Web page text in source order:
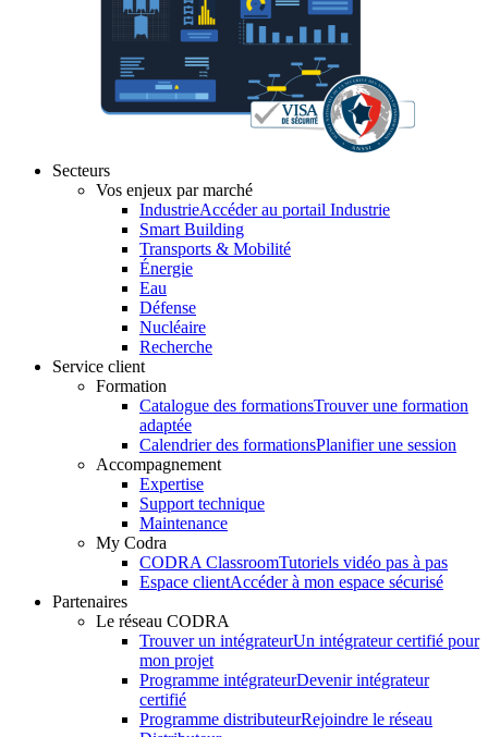
Secteurs
Vos enjeux par marché
IndustrieAccéder au portail Industrie
Smart Building
Transports & Mobilité
Énergie
Eau
Défense
Nucléaire
Recherche
Service client
Formation
Catalogue des formationsTrouver une formation
adaptée
Calendrier des formationsPlanifier une session
Accompagnement
Expertise
Support technique
Maintenance
My Codra
CODRA ClassroomTutoriels vidéo pas à pas
Espace clientAccéder à mon espace sécurisé
Partenaires
Le réseau CODRA
Trouver un intégrateurUn intégrateur certifié pour
mon projet
Programme intégrateurDevenir intégrateur
certifié
Programme distributeurRejoindre le réseau